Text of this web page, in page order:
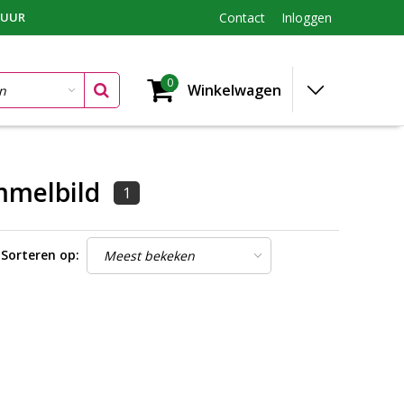
Contact Inloggen
0 Winkelwagen
1
Sorteren op: